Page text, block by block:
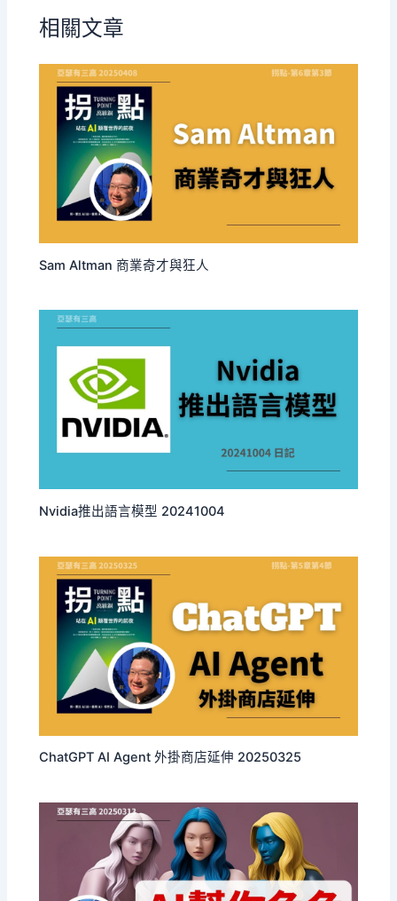
相關文章
Sam Altman 商業奇才與狂人
Nvidia推出語言模型 20241004
ChatGPT AI Agent 外掛商店延伸 20250325